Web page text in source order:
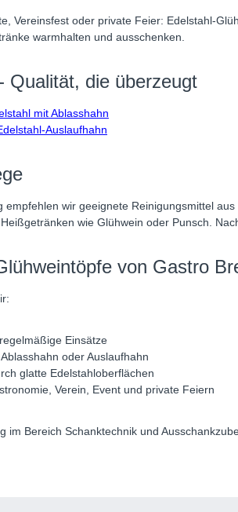
Vereinsfest oder private Feier: Edelstahl-
warmhalten und ausschenken.
Qualität, die überzeugt
mit Ablasshahn
Auslaufhahn
empfehlen wir geeignete Reinigungsmittel aus
wie Glühwein oder Punsch.
von Gastro
Einsätze
oder Auslaufhahn
glatte Edelstahloberflächen
Verein, Event und private Feiern
im Bereich Schanktechnik und